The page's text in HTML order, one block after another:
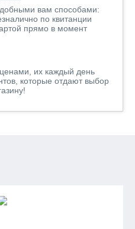
вам способами:
по квитанции
прямо в момент
их каждый день
которые отдают выбор